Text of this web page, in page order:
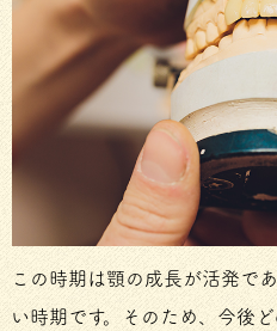
この時期は顎の成長が活発で
い時期です。そのため、今後